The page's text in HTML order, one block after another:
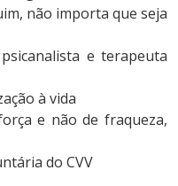
não importa que seja
e terapeuta
à vida
e não de fraqueza,
do CVV